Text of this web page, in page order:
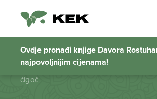
Ovdje pronađi knjige Davora
najpovoljnijim cijenama!
čigoč
Početna stranica
čigoč